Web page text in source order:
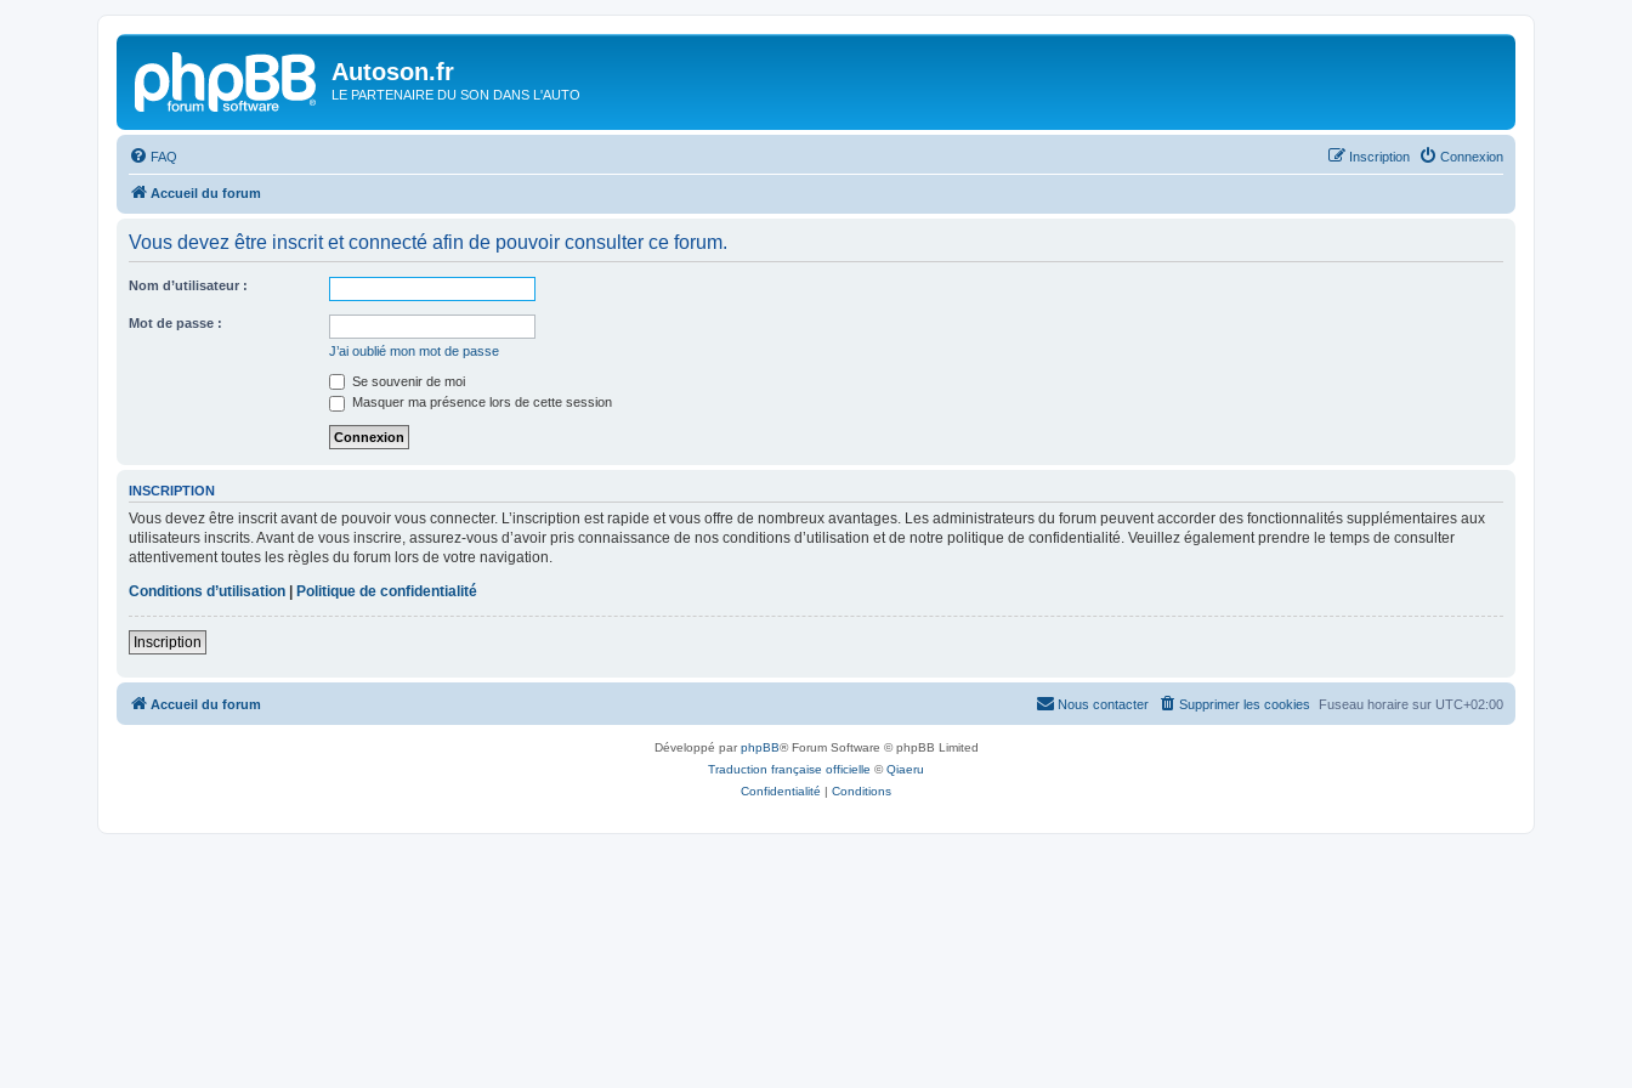
Autoson.fr
LE PARTENAIRE DU SON DANS L'AUTO
FAQ Connexion
Inscription
Accueil du forum
Vous devez être inscrit et connecté afin de pouvoir consulter ce forum.
Nom d’utilisateur :
Mot de passe :
J’ai oublié mon mot de passe
Se souvenir de moi
Masquer ma présence lors de cette session
INSCRIPTION
Vous devez être inscrit avant de pouvoir vous connecter. L’inscription est rapide et vous offre de nombreux avantages. Les administrateurs du forum peuvent accorder des fonctionnalités supplémentaires aux
utilisateurs inscrits. Avant de vous inscrire, assurez-vous d’avoir pris connaissance de nos conditions d’utilisation et de notre politique de confidentialité. Veuillez également prendre le temps de consulter
attentivement toutes les règles du forum lors de votre navigation.
Conditions d’utilisation
Politique de confidentialité
Inscription
Accueil du forum Fuseau horaire sur UTC+02:00
Supprimer les cookies
Nous contacter
Développé parphpBB® Forum Software © phpBB Limited
Traduction française officielle ©Qiaeru
Confidentialité | Conditions